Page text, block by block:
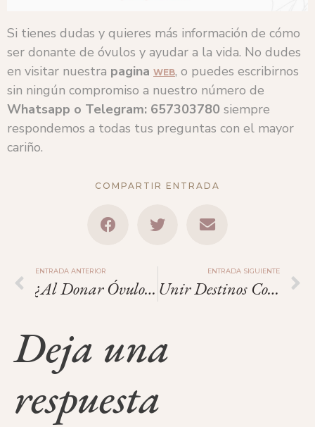
Si tienes dudas y quieres más información de cómo
ser donante de óvulos y ayudar a la vida. No dudes
en visitar nuestra pagina WEB, o puedes escribirnos
sin ningún compromiso a nuestro número de
Whatsapp o Telegram: 657303780 siempre
respondemos a todas tus preguntas con el mayor
cariño.
COMPARTIR ENTRADA
ENTRADA ANTERIOR
¿Al Donar Óvulos Podré Conocer Mi Estado De Fertilidad?
ENTRADA SIGUIENTE
Unir Destinos Con Tu Donación
Deja una
respuesta